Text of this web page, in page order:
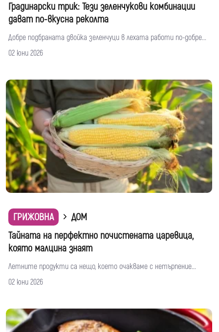
Градинарски трик: Тези зеленчукови комбинации
дават по-вкусна реколта
Добре подбраната двойка зеленчуци в лехата работи по-добре...
02 юни 2026
ГРИЖОВНА
ДОМ
Тайната на перфектно почистената царевица,
която малцина знаят
Летните продукти са нещо, което очакваме с нетърпение...
02 юни 2026